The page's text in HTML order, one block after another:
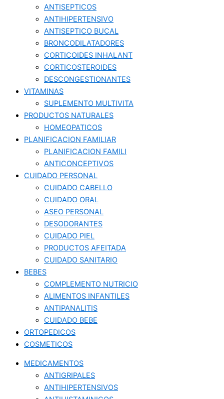
ANTISEPTICOS
ANTIHIPERTENSIVO
ANTISEPTICO BUCAL
BRONCODILATADORES
CORTICOIDES INHALANT
CORTICOSTEROIDES
DESCONGESTIONANTES
VITAMINAS
SUPLEMENTO MULTIVITA
PRODUCTOS NATURALES
HOMEOPATICOS
PLANIFICACION FAMILIAR
PLANIFICACION FAMILI
ANTICONCEPTIVOS
CUIDADO PERSONAL
CUIDADO CABELLO
CUIDADO ORAL
ASEO PERSONAL
DESODORANTES
CUIDADO PIEL
PRODUCTOS AFEITADA
CUIDADO SANITARIO
BEBES
COMPLEMENTO NUTRICIO
ALIMENTOS INFANTILES
ANTIPANALITIS
CUIDADO BEBE
ORTOPEDICOS
COSMETICOS
MEDICAMENTOS
ANTIGRIPALES
ANTIHIPERTENSIVOS